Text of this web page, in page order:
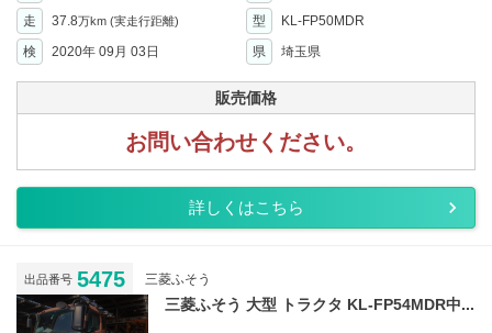
走 37.8万km (実走行距離) 型
KL-FP50MDR
検
2020年 09月 03日 県 埼玉県
販売価格
お問い合わせください。
詳しくはこちら
出品番号 5475 三菱ふそう
三菱ふそう 大型 トラクタ KL-FP54MDR中...